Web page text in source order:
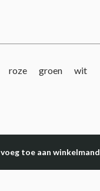
roze groen wit
voeg toe aan winkelmand